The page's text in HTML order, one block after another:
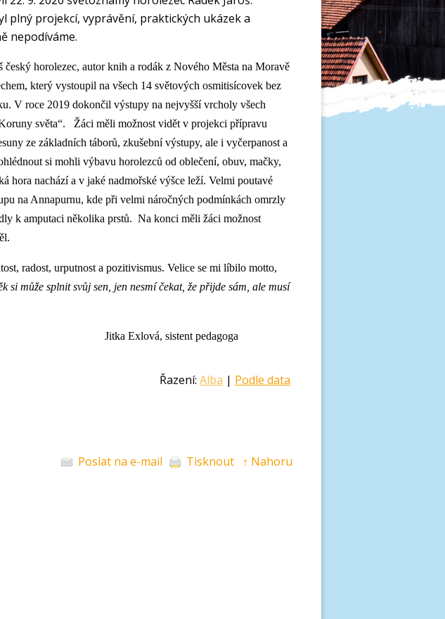
plný projekcí, vyprávění, praktických ukázek a
nepodíváme.
český horolezec, autor knih a rodák z Nového Města na Moravě
který vystoupil na všech 14 světových osmitisícovek bez
V roce 2019 dokončil výstupy na nejvyšší vrcholy všech
světa“.
Žáci měli možnost vidět v projekci přípravu
ze základních táborů, zkušební výstupy, ale i vyčerpanost a
si mohli výbavu horolezců od oblečení, obuv, mačky,
hora nachází a v jaké nadmořské výšce leží. Velmi poutavé
na Annapurnu, kde při velmi náročných podmínkách omrzly
k amputaci několika prstů. Na konci měli žáci možnost
radost, urputnost a pozitivismus. Velice se mi líbilo motto,
si může splnit svůj sen, jen nesmí čekat, že přijde sám, ale musí
sistent pedagoga
Řazení: Alba | Podle data
Poslat na e-mail Tisknout ↑ Nahoru